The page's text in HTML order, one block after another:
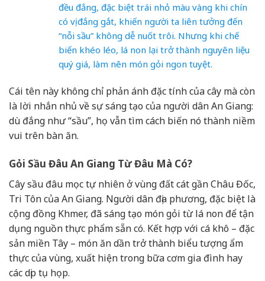
đều đắng, đặc biệt trái nhỏ màu vàng khi chín
có vị đắng gắt, khiến người ta liên tưởng đến
“nỗi sầu” không dễ nuốt trôi. Nhưng khi chế
biến khéo léo, lá non lại trở thành nguyên liệu
quý giá, làm nên món gỏi ngon tuyệt.
Cái tên này không chỉ phản ánh đặc tính của cây mà còn
là lời nhắn nhủ về sự sáng tạo của người dân An Giang:
dù đắng như “sầu”, họ vẫn tìm cách biến nó thành niềm
vui trên bàn ăn.
Gỏi Sầu Đâu An Giang Từ Đâu Mà Có?
Cây sầu đâu mọc tự nhiên ở vùng đất cát gần Châu Đốc,
Tri Tôn của An Giang. Người dân địa phương, đặc biệt là
cộng đồng Khmer, đã sáng tạo món gỏi từ lá non để tận
dụng nguồn thực phẩm sẵn có. Kết hợp với cá khô – đặc
sản miền Tây – món ăn dần trở thành biểu tượng ẩm
thực của vùng, xuất hiện trong bữa cơm gia đình hay
các dịp tụ họp.